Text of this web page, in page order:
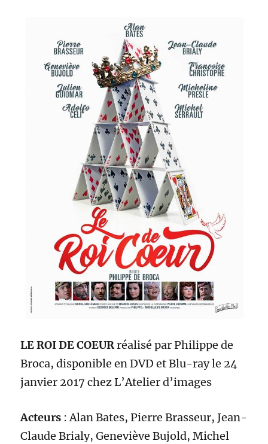
LE ROI DE COEURréalisé parPhilippe de
Broca, disponible en DVD et Blu-rayle 24
janvier 2017 chezL’Atelier d’images
Acteurs :Alan Bates, Pierre Brasseur, Jean-
Claude Brialy, Geneviève Bujold, Michel